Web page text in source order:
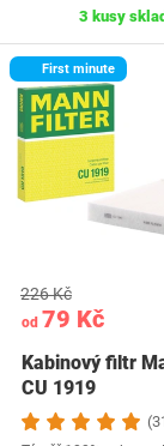
3 kusy
First minute
od 79 Kč
226 Kč
Kabinový filtr
CU 1919